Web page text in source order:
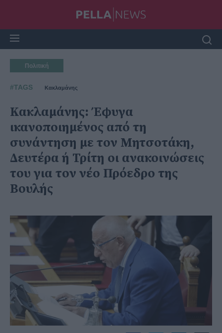
Πολιτική
#TAGS Κακλαμάνης
Κακλαμάνης: Έφυγα
ικανοποιημένος από τη
συνάντηση με τον Μητσοτάκη,
Δευτέρα ή Τρίτη οι ανακοινώσεις
του για τον νέο Πρόεδρο της
Βουλής